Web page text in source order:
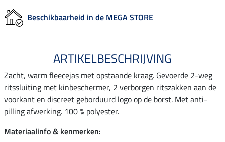
Beschikbaarheid in de MEGA STORE
ARTIKELBESCHRIJVING
Zacht, warm fleecejas met opstaande kraag. Gevoerde 2-weg
ritssluiting met kinbeschermer, 2 verborgen ritszakken aan de
voorkant en discreet geborduurd logo op de borst. Met anti-
pilling afwerking. 100 % polyester.
Materiaalinfo & kenmerken: